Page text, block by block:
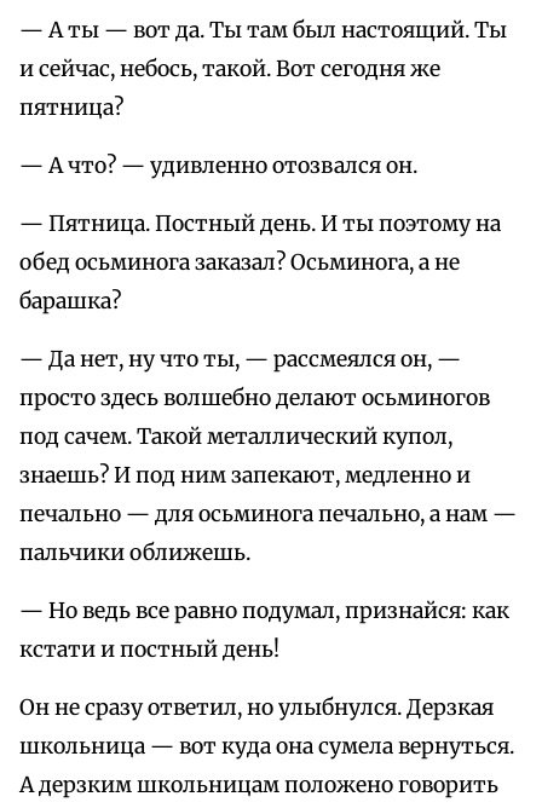
— А ты — вот да. Ты там был настоящий. Ты
и сейчас, небось, такой. Вот сегодня же
пятница?
— А что? — удивленно отозвался он.
— Пятница. Постный день. И ты поэтому на
обед осьминога заказал? Осьминога, а не
барашка?
— Да нет, ну что ты, — рассмеялся он, —
просто здесь волшебно делают осьминогов
под сачем. Такой металлический купол,
знаешь? И под ним запекают, медленно и
печально — для осьминога печально, а нам —
пальчики оближешь.
— Но ведь все равно подумал, признайся: как
кстати и постный день!
Он не сразу ответил, но улыбнулся. Дерзкая
школьница — вот куда она сумела вернуться.
А дерзким школьницам положено говорить